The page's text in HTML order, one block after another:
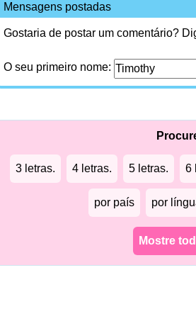
Mensagens postadas
Gostaria de postar um comentário?
O seu primeiro nome:
3 letras. 4 letras. 5 letras. 6
por país por
Mostre